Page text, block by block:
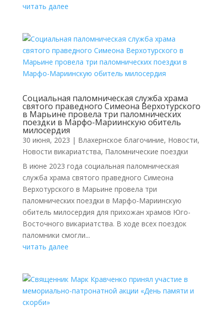
читать далее
Социальная паломническая служба храма
святого праведного Симеона Верхотурского
в Марьине провела три паломнических
поездки в Марфо-Мариинскую обитель
милосердия
30 июня, 2023 | Влахернское благочиние, Новости,
Новости викариатства, Паломнические поездки
В июне 2023 года социальная паломническая
служба храма святого праведного Симеона
Верхотурского в Марьине провела три
паломнических поездки в Марфо-Мариинскую
обитель милосердия для прихожан храмов Юго-
Восточного викариатства. В ходе всех поездок
паломники смогли...
читать далее